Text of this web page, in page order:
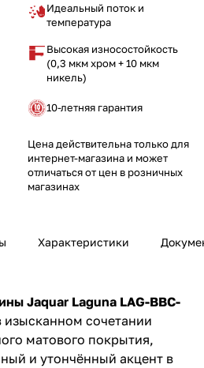
Идеальный поток и
температура
Высокая износостойкость
(0,3 мкм хром + 10 мкм
никель)
10-летняя гарантия
Цена действительна только для
интернет-магазина и может
отличаться от цен в розничных
магазинах
Характеристики
Jaquar Laguna LAG-BBC-
изысканном сочетании
матового покрытия,
и утончённый акцент в